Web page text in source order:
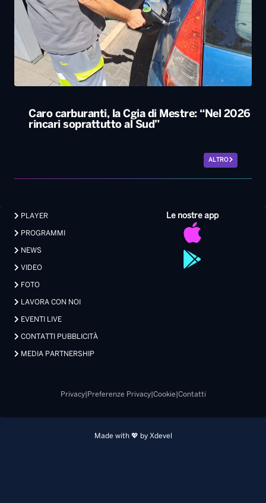
Caro carburanti, la Cgia di Mestre: “Nel 2026
rincari soprattutto al Sud”
ALTRO
Le nostre app
PLAYER
PROGRAMMI
NEWS
VIDEO
FOTO
LAVORA CON NOI
EVENTI LIVE
CONTATTI PUBBLICITÀ
MEDIA PARTNERSHIP
Privacy| Preferenze Privacy| Cookie Contatti
Made with 💖 by Xdevel